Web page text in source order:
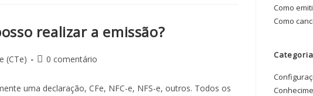
realizar a emissão?
(CTe) 0 comentário
uma declaração, CFe, NFC-e, NFS-e, outros. Todos os
Como
Como